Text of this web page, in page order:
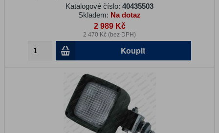
Katalogové číslo: 40435503
Skladem: Na dotaz
2 989 Kč
2 470 Kč (bez DPH)
Koupit